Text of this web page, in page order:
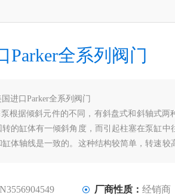
Parker全系列阀门
国进口Parker全系列阀门
泵根据倾斜元件的不同，有斜盘式和斜轴式两
的缸体有一倾斜角度，而引起柱塞在泵缸中
体轴线是一致的。这种结构较简单，转速较
N3556904549 厂商性质： 经销商